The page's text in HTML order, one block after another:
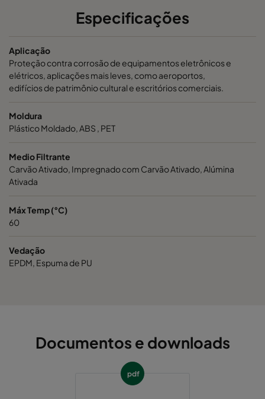
CamCarb VG440 VOC_O3_NO2_SO2
CamCarb VG440 Bases 300
Especificações
Aplicação
Proteção contra corrosão de equipamentos eletrônicos e
elétricos, aplicações mais leves, como aeroportos,
edifícios de patrimônio cultural e escritórios comerciais.
Moldura
Plástico Moldado, ABS , PET
Medio Filtrante
Carvão Ativado, Impregnado com Carvão Ativado, Alúmina
Ativada
Máx Temp (°C)
60
Vedação
EPDM, Espuma de PU
Documentos e downloads
pdf